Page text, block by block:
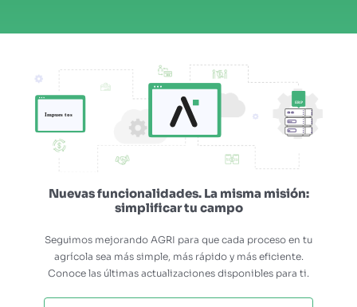
Nuevas funcionalidades. La misma misión:
simplificar tu campo
Seguimos mejorando AGRI para que cada proceso en tu
agrícola sea más simple, más rápido y más eficiente.
Conoce las últimas actualizaciones disponibles para ti.